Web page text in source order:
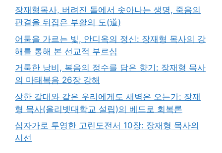
장재형목사, 버려진 돌에서 솟아나는 생명, 죽음의
판결을 뒤집은 부활의 도(道)
어둠을 가르는 빛, 안디옥의 정신: 장재형 목사의 강
해를 통해 본 선교적 부르심
거룩한 낭비, 복음의 정수를 담은 향기: 장재형 목사
의 마태복음 26장 강해
상한 갈대와 같은 우리에게도 새벽은 오는가: 장재
형 목사(올리벳대학교 설립)의 베드로 회복론
십자가로 투영한 고린도전서 10장: 장재형 목사의
시선